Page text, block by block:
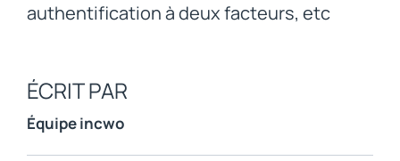
authentification à deux facteurs, etc
ÉCRIT PAR
Équipe incwo